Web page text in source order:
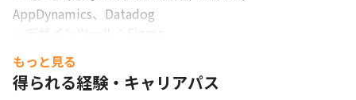
でのテスト運用では難しく、全社的にテストの自動化に取り組ん
でいます。大規模なSaaSシステム『COMPANY』の安定稼働実現
※2025年12月時点
AppDynamics、Datadog
・デザインツール：Figma
・ソースコード管理：GitHub、AWS CodeCommit、
GitLab、Subversion
・タスク管理：GitHub issues、GitLab issues、
もっと見る
得られる経験・キャリアパス